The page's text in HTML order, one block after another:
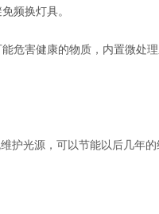
频换灯具。
危害健康的物质，内置微处
护光源，可以节能以后几年